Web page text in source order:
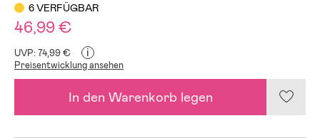
6 VERFÜGBAR
46,99 €
UVP: 74,99 € i
Preisentwicklung ansehen
In den Warenkorb legen